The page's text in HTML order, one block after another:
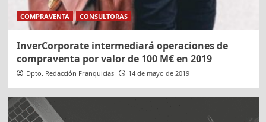
COMPRAVENTA CONSULTORAS
InverCorporate intermediará operaciones de
compraventa por valor de 100 M€ en 2019
Dpto. Redacción Franquicias 14 de mayo de 2019